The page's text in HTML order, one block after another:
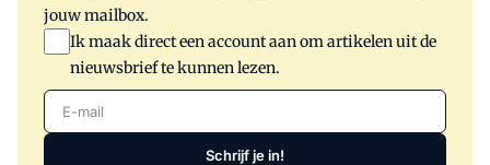
jouw mailbox.
Ik maak direct een account aan om artikelen uit de
nieuwsbrief te kunnen lezen.
E-mail
Schrijf je in!